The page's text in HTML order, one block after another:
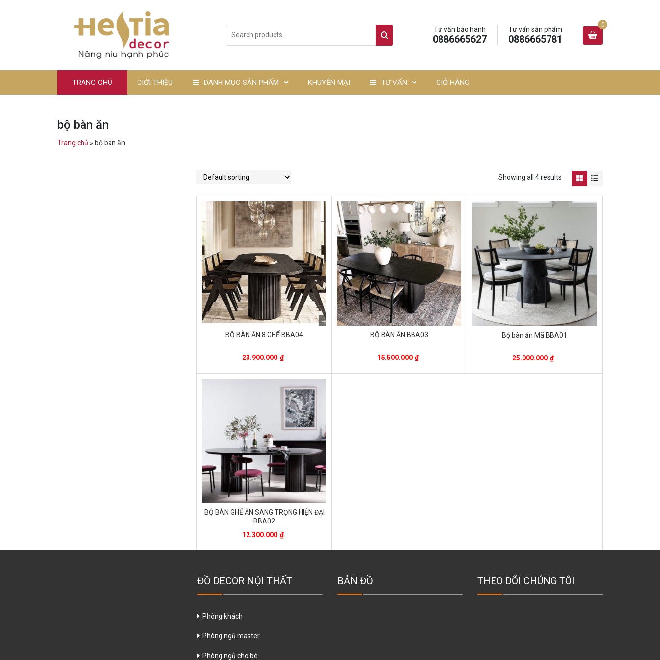
Tư vấn bảo hành
0886665627
Tư vấn sản phẩm
0886665781
TRANG CHỦ GIỚI THIỆU DANH MỤC SẢN PHẨM KHUYẾN MẠI TƯ VẤN GIỎ HÀNG
bộ bàn ăn
Trang chủ » bộ bàn ăn
Showing all 4 results
BỘ BÀN ĂN 8 GHẾ BBA04
23.900.000 ₫
BỘ BÀN ĂN BBA03
15.500.000 ₫
Bộ bàn ăn Mã BBA01
25.000.000 ₫
BỘ BÀN GHẾ ĂN SANG TRỌNG HIỆN ĐẠI
BBA02
12.300.000 ₫
ĐỒ DECOR NỘI THẤT
Phòng khách
Phòng ngủ master
Phòng ngủ cho bé
BẢN ĐỒ THEO DÕI CHÚNG TÔI